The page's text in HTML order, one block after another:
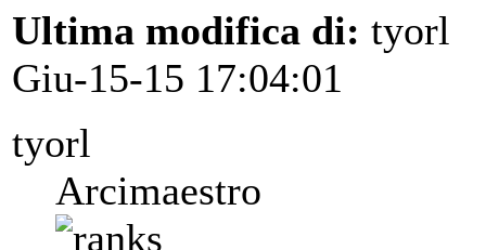
Ultima modifica di: tyorl
Giu-15-15 17:04:01
tyorl
Arcimaestro